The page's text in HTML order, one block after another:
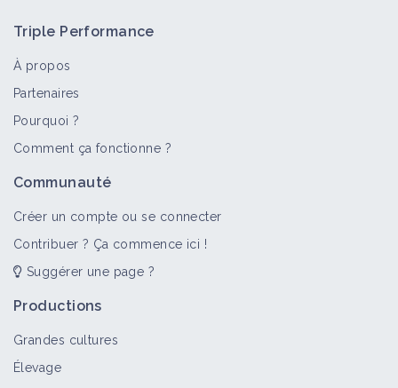
Triple Performance
À propos
Partenaires
Pourquoi ?
Comment ça fonctionne ?
Communauté
Créer un compte ou se connecter
Contribuer ? Ça commence ici !
Suggérer une page ?
Productions
Grandes cultures
Élevage